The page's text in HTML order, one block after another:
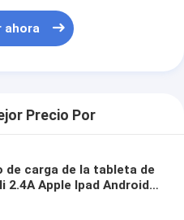
ahora
Precio Por
de carga de la tableta de
2.4A Apple Ipad Android